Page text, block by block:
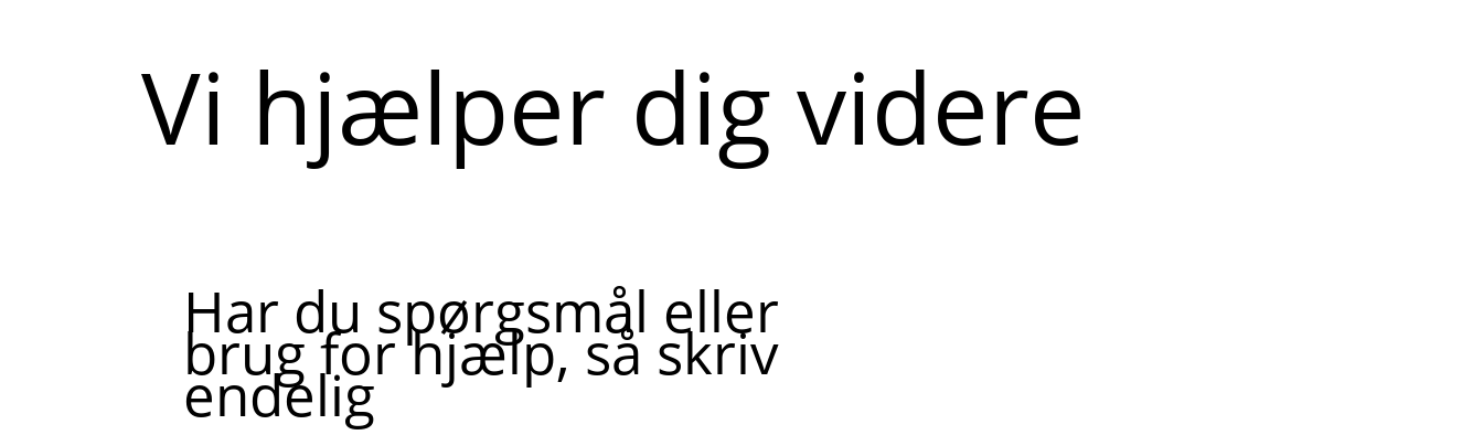
Vi hjælper dig videre
Har du spørgsmål eller
brug for hjælp, så skriv
endelig